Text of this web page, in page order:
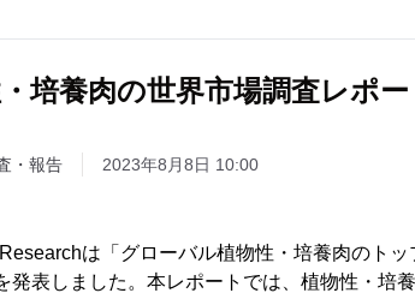
培養肉の世界市場調査レポ
・報告 2023年8月8日 10:00
は「グローバル植物性・培養肉のト
発表しました。本レポートでは、植物性・培